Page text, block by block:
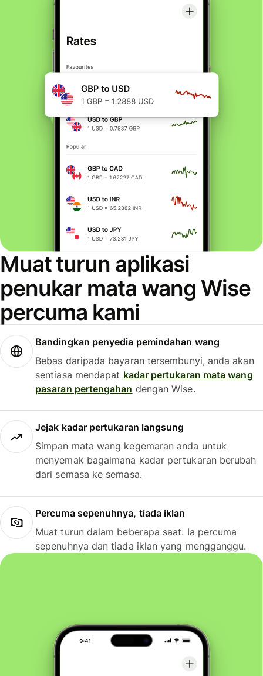
Muat turun aplikasi
penukar mata wang Wise
percuma kami
Bandingkan penyedia pemindahan wang
Bebas daripada bayaran tersembunyi, anda akan
sentiasa mendapat kadar pertukaran mata wang
pasaran pertengahan dengan Wise.
Jejak kadar pertukaran langsung
Simpan mata wang kegemaran anda untuk
menyemak bagaimana kadar pertukaran berubah
dari semasa ke semasa.
Percuma sepenuhnya, tiada iklan
Muat turun dalam beberapa saat. Ia percuma
sepenuhnya dan tiada iklan yang mengganggu.